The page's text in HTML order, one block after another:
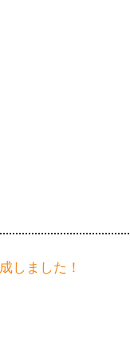
しました！